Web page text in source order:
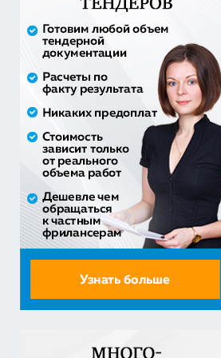
3 241 482,30 руб. - сумма сделки
30% аванс;
приобретение жилого помещения
муниципальную соб...
1 538 252,80 руб. - сумма сделки
30% аванс;
Закупка путевок в санаторно-
детям-сиро...
5 860 400,00 руб. - сумма сделки
30% аванс;
Оказание услуг по организации
оздоровления детей из...
2 558 571,60 руб. - сумма сделки
20% аванс;
(профильные) ла...